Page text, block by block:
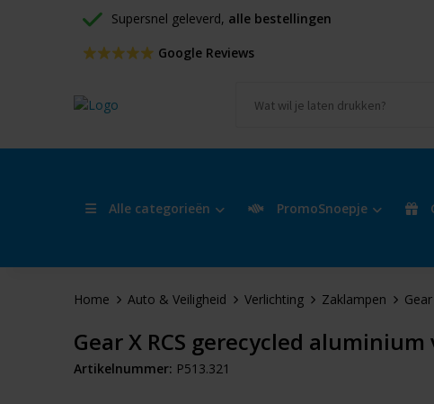
Supersnel geleverd, alle bestellingen
Google Reviews
Alle categorieën PromoSnoepje
Home Auto & Veiligheid Verlichting Zaklampen
Gear X RCS gerecycled
Artikelnummer: P513.321